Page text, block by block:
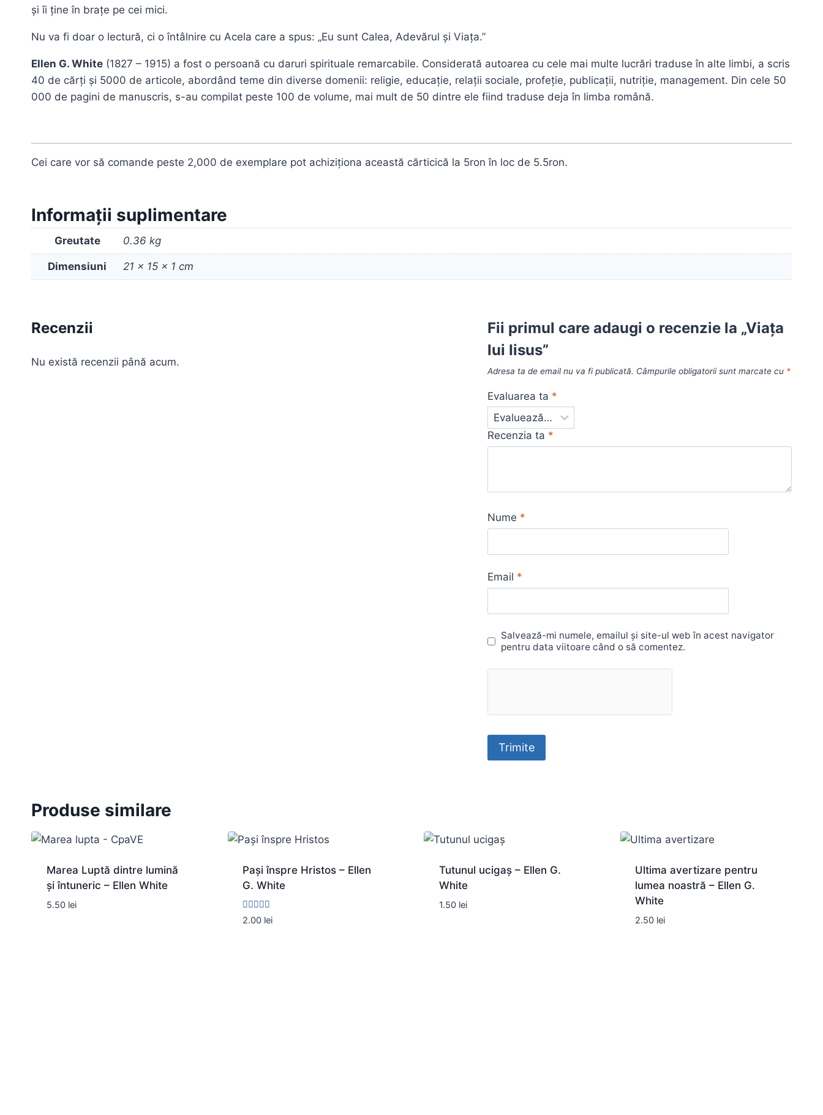
și îi ține în brațe pe cei mici.
Nu va fi doar o lectură, ci o întâlnire cu Acela care a spus: „Eu sunt Calea, Adevărul și Viața.”
Ellen G. White (1827 – 1915) a fost o persoană cu daruri spirituale remarcabile. Considerată autoarea cu cele mai multe lucrări traduse în alte limbi, a scris
40 de cărți și 5000 de articole, abordând teme din diverse domenii: religie, educație, relații sociale, profeție, publicații, nutriție, management. Din cele 50
000 de pagini de manuscris, s-au compilat peste 100 de volume, mai mult de 50 dintre ele fiind traduse deja în limba română.
Cei care vor să comande peste 2,000 de exemplare pot achiziționa această cărticică la 5ron în loc de 5.5ron.
Informații suplimentare
Greutate 0.36 kg
Dimensiuni 21 × 15 × 1 cm
Recenzii
Nu există recenzii până acum.
Fii primul care adaugi o recenzie la „Viața
lui Iisus”
Adresa ta de email nu va fi publicată. Câmpurile obligatorii sunt marcate cu *
Evaluarea ta *
Recenzia ta *
Nume *
Email *
Salvează-mi numele, emailul și site-ul web în acest navigator
pentru data viitoare când o să comentez.
Produse similare
Marea Luptă dintre lumină
și întuneric – Ellen White
5.50 lei
Pași înspre Hristos – Ellen
G. White
Evaluat la
5.00
2.00 lei
Tutunul ucigaș – Ellen G.
White
1.50 lei
Ultima avertizare pentru
lumea noastră – Ellen G.
White
2.50 lei